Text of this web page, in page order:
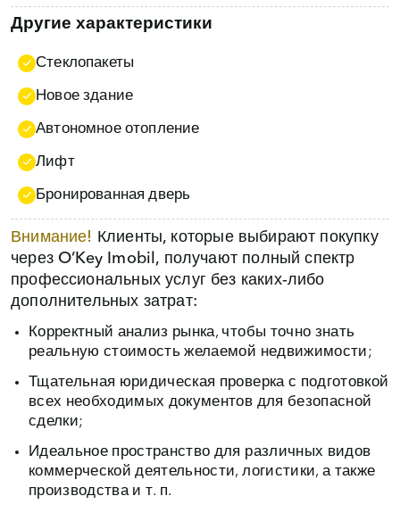
Другие характеристики
Стеклопакеты
Новое здание
Автономное отопление
Лифт
Бронированная дверь
Внимание!
Клиенты, которые выбирают покупку
через O’Key Imobil, получают полный спектр
профессиональных услуг без каких‑либо
дополнительных затрат:
Корректный анализ рынка, чтобы точно знать
реальную стоимость желаемой недвижимости;
Тщательная юридическая проверка с подготовкой
всех необходимых документов для безопасной
сделки;
Идеальное пространство для различных видов
коммерческой деятельности, логистики, а также
производства и т. п.